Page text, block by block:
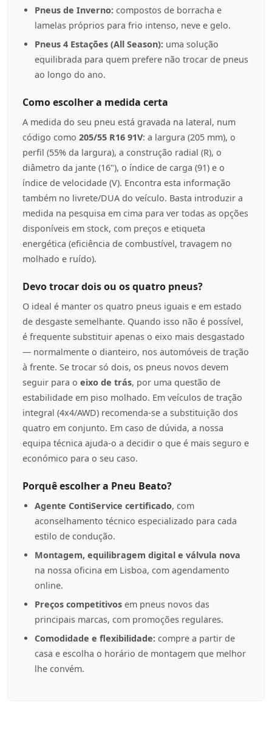
Pneus de Inverno: compostos de borracha e
lamelas próprios para frio intenso, neve e gelo.
Pneus 4 Estações (All Season): uma solução
equilibrada para quem prefere não trocar de pneus
ao longo do ano.
Como escolher a medida certa
A medida do seu pneu está gravada na lateral, num
código como 205/55 R16 91V: a largura (205 mm), o
perfil (55% da largura), a construção radial (R), o
diâmetro da jante (16"), o índice de carga (91) e o
índice de velocidade (V). Encontra esta informação
também no livrete/DUA do veículo. Basta introduzir a
medida na pesquisa em cima para ver todas as opções
disponíveis em stock, com preços e etiqueta
energética (eficiência de combustível, travagem no
molhado e ruído).
Devo trocar dois ou os quatro pneus?
O ideal é manter os quatro pneus iguais e em estado
de desgaste semelhante. Quando isso não é possível,
é frequente substituir apenas o eixo mais desgastado
— normalmente o dianteiro, nos automóveis de tração
à frente. Se trocar só dois, os pneus novos devem
seguir para o eixo de trás, por uma questão de
estabilidade em piso molhado. Em veículos de tração
integral (4x4/AWD) recomenda-se a substituição dos
quatro em conjunto. Em caso de dúvida, a nossa
equipa técnica ajuda-o a decidir o que é mais seguro e
económico para o seu caso.
Porquê escolher a Pneu Beato?
Agente ContiService certificado, com
aconselhamento técnico especializado para cada
estilo de condução.
Montagem, equilibragem digital e válvula nova
na nossa oficina em Lisboa, com agendamento
online.
Preços competitivos em pneus novos das
principais marcas, com promoções regulares.
Comodidade e flexibilidade: compre a partir de
casa e escolha o horário de montagem que melhor
lhe convém.